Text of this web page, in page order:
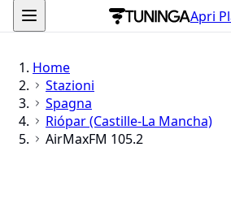
Apri
Home
Stazioni
Spagna
Riópar (Castille-La Mancha)
AirMaxFM 105.2